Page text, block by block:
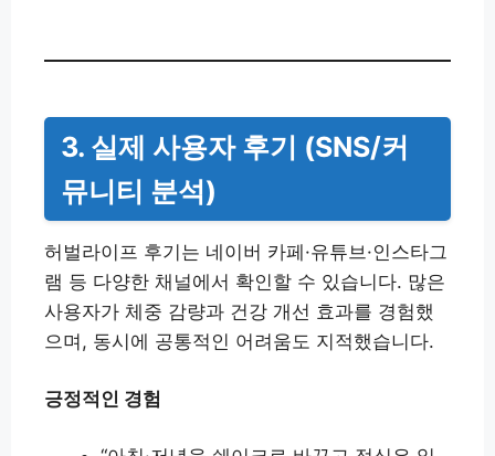
3. 실제 사용자 후기 (SNS/커
뮤니티 분석)
허벌라이프 후기는 네이버 카페·유튜브·인스타그
램 등 다양한 채널에서 확인할 수 있습니다. 많은
사용자가 체중 감량과 건강 개선 효과를 경험했
으며, 동시에 공통적인 어려움도 지적했습니다.
긍정적인 경험